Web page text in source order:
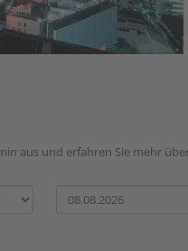
aus und erfahren Sie mehr